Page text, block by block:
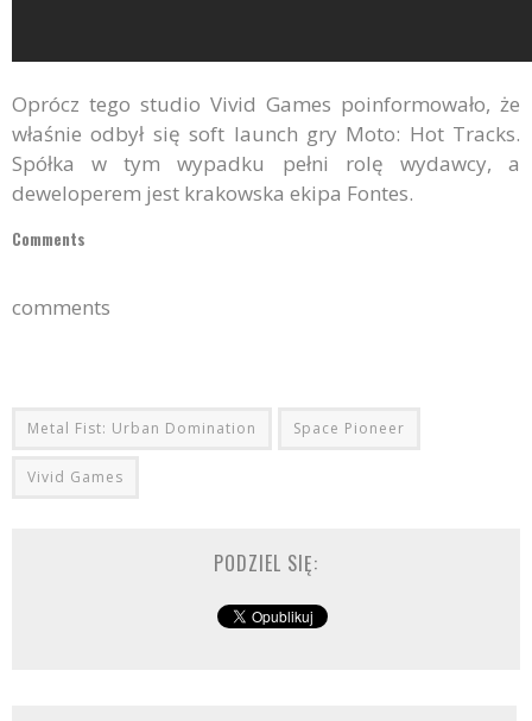
Oprócz tego studio Vivid Games poinformowało, że
właśnie odbył się soft launch gry Moto: Hot Tracks.
Spółka w tym wypadku pełni rolę wydawcy, a
deweloperem jest krakowska ekipa Fontes.
Comments
comments
Metal Fist: Urban Domination Space Pioneer
Vivid Games
PODZIEL SIĘ: